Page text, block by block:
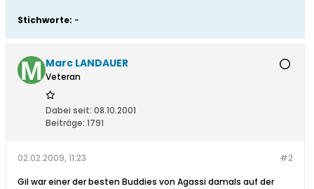
Stichworte: -
Marc LANDAUER
Veteran
Dabei seit: 08.10.2001
Beiträge: 1791
#2
02.02.2009, 11:23
Gil war einer der besten Buddies von Agassi damals auf der